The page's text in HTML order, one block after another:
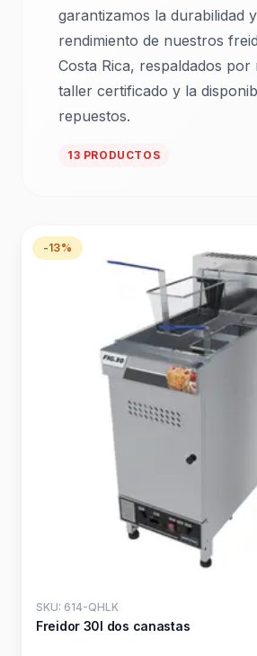
garantizamos la durabilidad
rendimiento de nuestros
Costa Rica, respaldados por
taller certificado y la
repuestos.
13 PRODUCTOS
-13%
SKU: 614-QHLK
Freidor 30l dos canastas